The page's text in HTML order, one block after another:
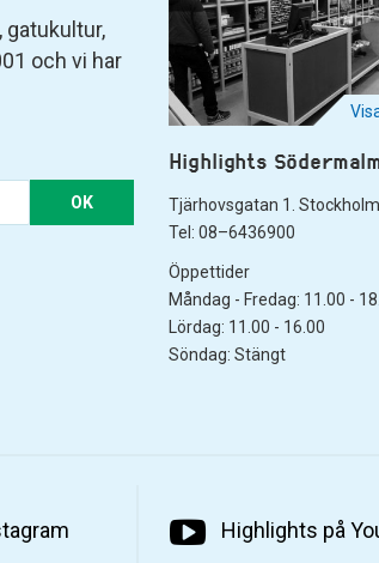
och vi har
OK
Highlights
Tjärhovsgatan 1. Stockholm
Tel: 08–6436900
Öppettider
Måndag - Fredag: 11.00 -
Lördag: 11.00 - 16.00
Söndag: Stängt
Highlights på